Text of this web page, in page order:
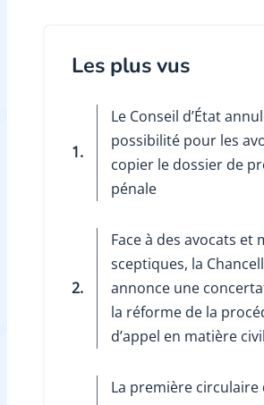
Les plus vus
1.
Le Conseil d’État
possibilité pour les
copier le dossier de
pénale
2.
Face à des avocats et
sceptiques, la
annonce une
la réforme de la
d’appel en matière
La première circulaire